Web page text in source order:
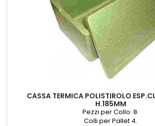
CASSA TERMICA POLISTIROLO
H.185MM
Pezzi per Collo: 8.
Colli per Pallet 4.